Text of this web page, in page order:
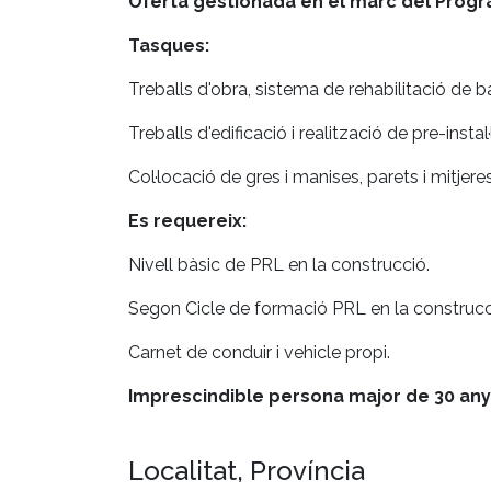
Tasques:
Treballs d'obra, sistema de rehabilitació de
Treballs d'edificació i realització de pre-
Col·locació de gres i manises, parets i
Es requereix:
Nivell bàsic de PRL en la construcció.
Segon Cicle de formació PRL en la
Carnet de conduir i vehicle propi.
Imprescindible persona major de 30
Localitat, Província